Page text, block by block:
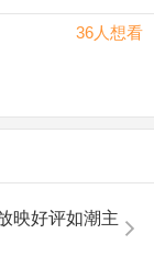
36人想看
映好评如潮主